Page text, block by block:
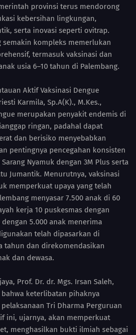
provinsi terus mendorong
kebersihan lingkungan,
serta inovasi seperti ovitrap.
semakin kompleks memerlukan
termasuk vaksinasi dan
usia 6–10 tahun di Palembang.
Aktif Vaksinasi Dengue
Karmila, Sp.A(K)., M.Kes.,
merupakan penyakit endemis di
ringan, padahal dapat
dan berisiko menyebabkan
pentingnya pencegahan konsisten
Nyamuk dengan 3M Plus serta
Jumantik. Menurutnya, vaksinasi
memperkuat upaya yang telah
menyasar 7.500 anak di 60
kerja 10 puskesmas dengan
5.000 anak menerima
telah dipasarkan di
tahun dan direkomendasikan
dan dewasa.
Prof. Dr. dr. Mgs. Irsan Saleh,
keterlibatan pihaknya
Tri Dharma Perguruan
ini, ujarnya, akan memperkuat
menghasilkan bukti ilmiah sebagai